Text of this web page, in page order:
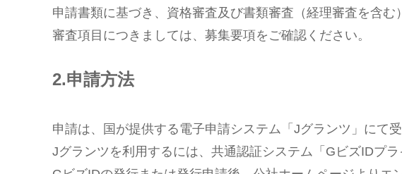
申請書類に基づき、資格審査及び書類審査（経理審査を含む
審査項目につきましては、募集要項をご確認ください。
2.申請方法
申請は、国が提供する電子申請システム「Jグランツ」にて受
Jグランツを利用するには、共通認証システム「GビズIDプ